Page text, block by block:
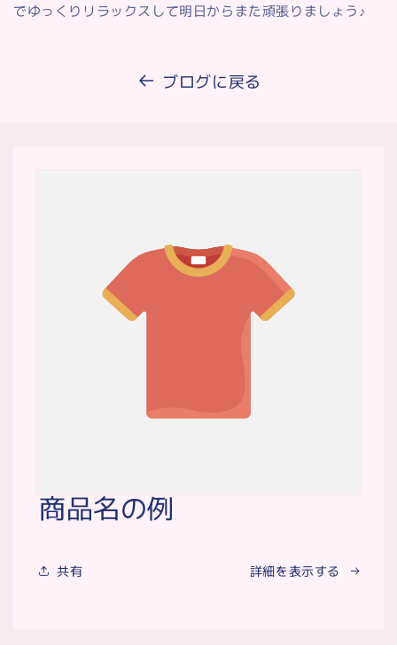
でゆっくりリラックスして明日からまた頑張りましょう♪
ブログに戻る
商品名の例
共有 詳細を表示する